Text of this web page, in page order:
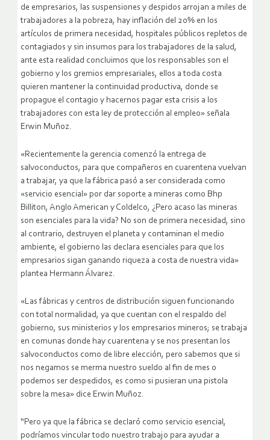
de empresarios, las suspensiones y despidos arrojan a miles de
trabajadores a la pobreza, hay inflación del 20% en los
artículos de primera necesidad, hospitales públicos repletos de
contagiados y sin insumos para los trabajadores de la salud,
ante esta realidad concluimos que los responsables son el
gobierno y los gremios empresariales, ellos a toda costa
quieren mantener la continuidad productiva, donde se
propague el contagio y hacernos pagar esta crisis a los
trabajadores con esta ley de protección al empleo» señala
Erwin Muñoz.
«Recientemente la gerencia comenzó la entrega de
salvoconductos, para que compañeros en cuarentena vuelvan
a trabajar, ya que la fábrica pasó a ser considerada como
«servicio esencial» por dar soporte a mineras como Bhp
Billiton, Anglo American y Coldelco, ¿Pero acaso las mineras
son esenciales para la vida? No son de primera necesidad, sino
al contrario, destruyen el planeta y contaminan el medio
ambiente, el gobierno las declara esenciales para que los
empresarios sigan ganando riqueza a costa de nuestra vida»
plantea Hermann Álvarez.
«Las fábricas y centros de distribución siguen funcionando
con total normalidad, ya que cuentan con el respaldo del
gobierno, sus ministerios y los empresarios mineros; se trabaja
en comunas donde hay cuarentena y se nos presentan los
salvoconductos como de libre elección, pero sabemos que si
nos negamos se merma nuestro sueldo al fin de mes o
podemos ser despedidos, es como si pusieran una pistola
sobre la mesa» dice Erwin Muñoz.
“Pero ya que la fábrica se declaró como servicio esencial,
podríamos vincular todo nuestro trabajo para ayudar a